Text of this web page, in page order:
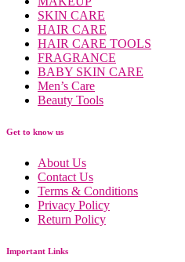
SKIN CARE
HAIR CARE
HAIR CARE TOOLS
FRAGRANCE
BABY SKIN CARE
Men’s Care
Beauty Tools
Get to know us
About Us
Contact Us
Terms & Conditions
Privacy Policy
Return Policy
Important Links